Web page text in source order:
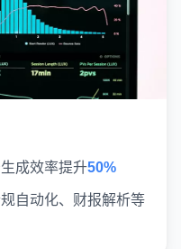
成效率提升50%
自动化、财报解析等